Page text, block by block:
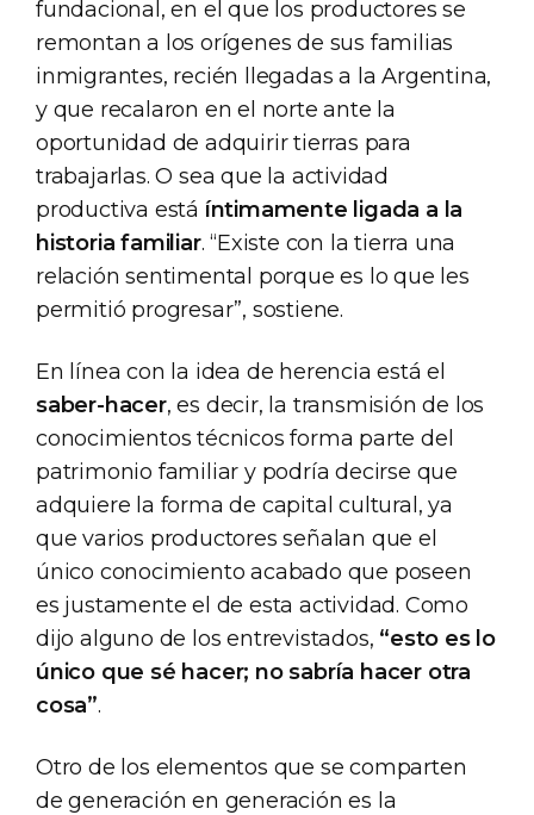
fundacional, en el que los productores se
remontan a los orígenes de sus familias
inmigrantes, recién llegadas a la Argentina,
y que recalaron en el norte ante la
oportunidad de adquirir tierras para
trabajarlas. O sea que la actividad
productiva está íntimamente ligada a la
historia familiar. “Existe con la tierra una
relación sentimental porque es lo que les
permitió progresar”, sostiene.
En línea con la idea de herencia está el
saber-hacer, es decir, la transmisión de los
conocimientos técnicos forma parte del
patrimonio familiar y podría decirse que
adquiere la forma de capital cultural, ya
que varios productores señalan que el
único conocimiento acabado que poseen
es justamente el de esta actividad. Como
dijo alguno de los entrevistados, “esto es lo
único que sé hacer; no sabría hacer otra
cosa”.
Otro de los elementos que se comparten
de generación en generación es la